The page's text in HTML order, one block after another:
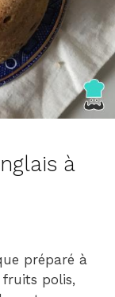
à
préparé à
fruits polis,